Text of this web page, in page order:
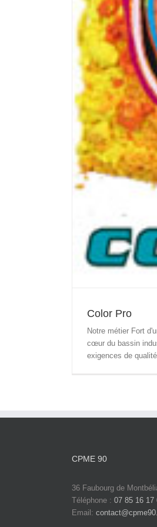
Color Pro
Notre métier Fort
cœur du bassin
exigences de
CPME 90
36 Faubourg de
Téléphone : 07 85 16 17
Email: